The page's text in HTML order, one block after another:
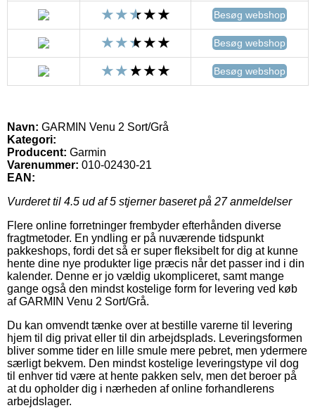
Besøg webshop
Besøg webshop
Besøg webshop
Navn: GARMIN Venu 2 Sort/Grå
Kategori:
Producent: Garmin
Varenummer: 010-02430-21
EAN:
Vurderet til 4.5 ud af 5 stjerner baseret på 27anmeldelser
Flere online forretninger frembyder efterhånden diverse
fragtmetoder. En yndling er på nuværende tidspunkt
pakkeshops, fordi det så er super fleksibelt for dig at kunne
hente dine nye produkter lige præcis når det passer ind i din
kalender. Denne er jo vældig ukompliceret, samt mange
gange også den mindst kostelige form for levering ved køb
af GARMIN Venu 2 Sort/Grå.
Du kan omvendt tænke over at bestille varerne til levering
hjem til dig privat eller til din arbejdsplads. Leveringsformen
bliver somme tider en lille smule mere pebret, men ydermere
særligt bekvem. Den mindst kostelige leveringstype vil dog
til enhver tid være at hente pakken selv, men det beroer på
at du opholder dig i nærheden af online forhandlerens
arbejdslager.